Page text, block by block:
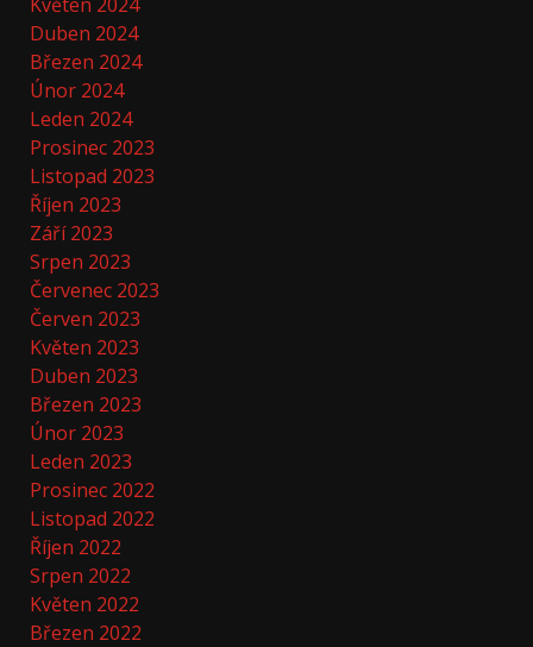
Duben 2024
Březen 2024
Únor 2024
Leden 2024
Prosinec 2023
Listopad 2023
Říjen 2023
Září 2023
Srpen 2023
Červenec 2023
Červen 2023
Květen 2023
Duben 2023
Březen 2023
Únor 2023
Leden 2023
Prosinec 2022
Listopad 2022
Říjen 2022
Srpen 2022
Květen 2022
Březen 2022